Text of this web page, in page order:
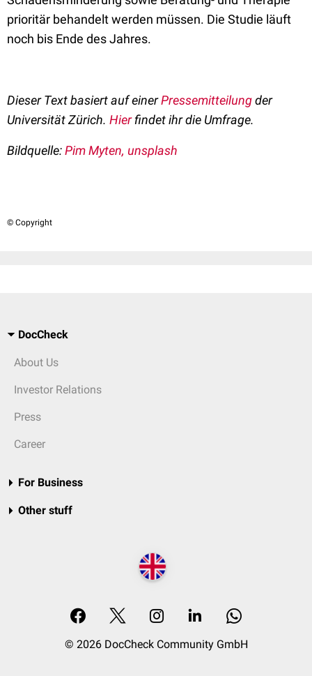
prioritär behandelt werden müssen. Die Studie läuft
noch bis Ende des Jahres.
Dieser Text basiert auf einerPressemitteilungder
Universität Zürich. Hierfindet ihr die Umfrage.
Bildquelle:Pim Myten, unsplash
© Copyright
DocCheck
About Us
Investor Relations
Press
Career
For Business
Other stuff
© 2026 DocCheck Community GmbH